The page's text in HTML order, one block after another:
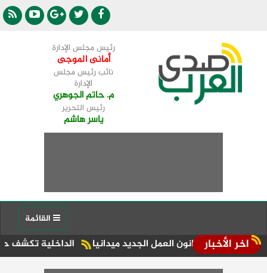
رئيس مجلس الإدارة
أمانى الموجى
نائب رئيس مجلس
الإدارة
م. حاتم الجوهري
رئيس التحرير
ياسر هاشم
اخر الأخبار الداخلية تكشف حقيقة ادعاءات العمل الجديد ميدانيا